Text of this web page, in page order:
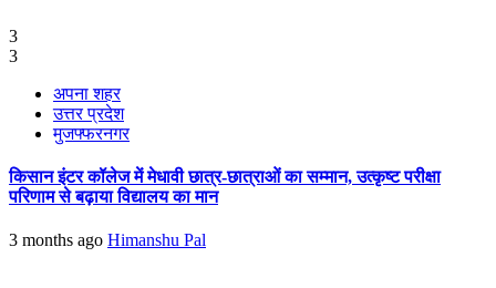
3
3
अपना शहर
उत्तर प्रदेश
मुजफ्फरनगर
किसान इंटर कॉलेज में मेधावी छात्र-छात्राओं का सम्मान, उत्कृष्ट परीक्षा
परिणाम से बढ़ाया विद्यालय का मान
3 months ago Himanshu Pal